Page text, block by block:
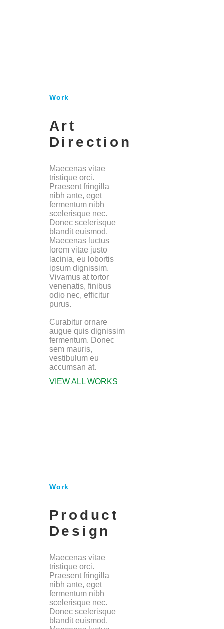
Work
Art
Direction
Maecenas vitae
tristique orci.
Praesent fringilla
nibh ante, eget
fermentum nibh
scelerisque nec.
Donec scelerisque
blandit euismod.
Maecenas luctus
lorem vitae justo
lacinia, eu lobortis
ipsum dignissim.
Vivamus at tortor
venenatis, finibus
odio nec, efficitur
purus.
Curabitur ornare
augue quis dignissim
fermentum. Donec
sem mauris,
vestibulum eu
accumsan at.
VIEW ALL WORKS
Work
Product
Design
Maecenas vitae
tristique orci.
Praesent fringilla
nibh ante, eget
fermentum nibh
scelerisque nec.
Donec scelerisque
blandit euismod.